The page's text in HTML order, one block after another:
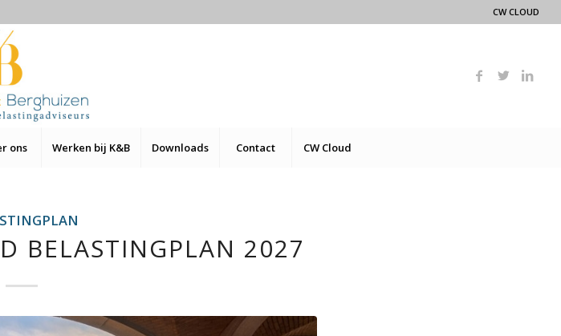
CW CLOUD
ons Werken bij K&B Downloads Contact CW Cloud
BELASTINGPLAN 2027